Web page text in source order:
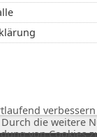
die weitere
von Cookies